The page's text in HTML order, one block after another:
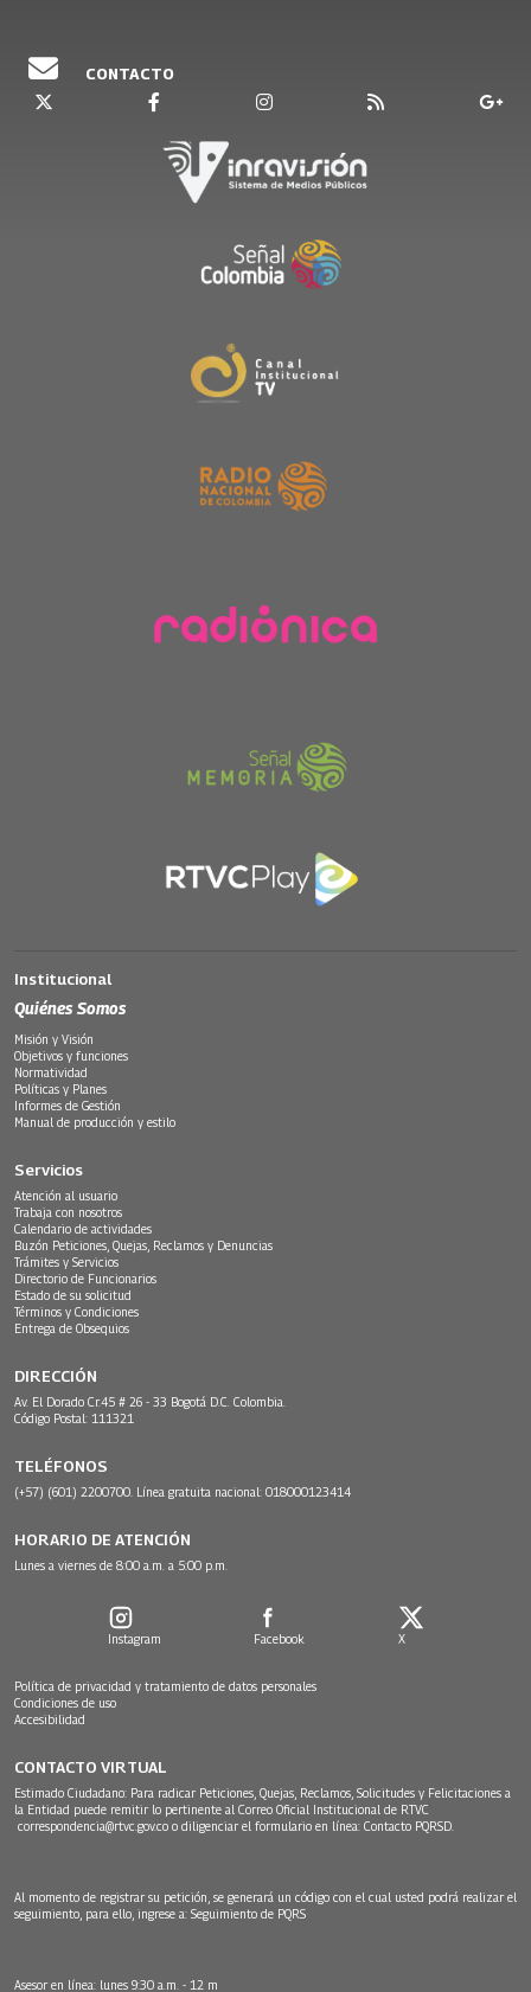
CONTACTO
Institucional
Quiénes Somos
Misión y Visión
Objetivos y funciones
Normatividad
Políticas y Planes
Informes de Gestión
Manual de producción y estilo
Servicios
Atención al usuario
Trabaja con nosotros
Calendario de actividades
Buzón Peticiones, Quejas, Reclamos y Denuncias
Trámites y Servicios
Directorio de Funcionarios
Estado de su solicitud
Términos y Condiciones
Entrega de Obsequios
DIRECCIÓN
Av. El Dorado Cr.45 # 26 - 33 Bogotá D.C. Colombia.
Código Postal: 111321
TELÉFONOS
(+57) (601) 2200700. Línea gratuita nacional: 018000123414
HORARIO DE ATENCIÓN
Lunes a viernes de 8:00 a.m. a 5:00 p.m.
Instagram Facebook X
Política de privacidad y tratamiento de datos personales
Condiciones de uso
Accesibilidad
CONTACTO VIRTUAL
Estimado Ciudadano: Para radicar Peticiones, Quejas, Reclamos, Solicitudes y Felicitaciones a
la Entidad puede remitir lo pertinente al Correo Oficial Institucional de RTVC
correspondencia@rtvc.gov.co o diligenciar el formulario en línea: Contacto PQRSD.
Al momento de registrar su petición, se generará un código con el cual usted podrá realizar el
seguimiento, para ello, ingrese a: Seguimiento de PQRS
Asesor en línea: lunes 9:30 a.m. - 12 m